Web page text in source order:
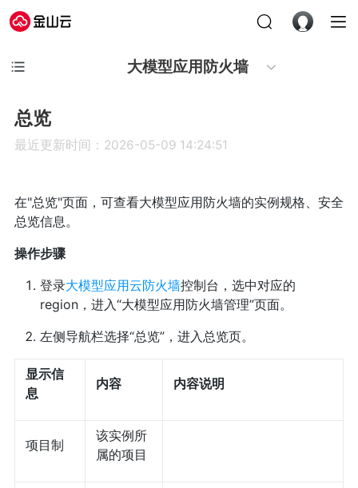
大模型应用防火墙
总览
最近更新时间：2026-05-09 14:24:51
在"总览"页面，可查看大模型应用防火墙的实例规格、 安全
总览信息。
操作步骤
登录大模型应用云防火墙控制台，选中对应的
region，进入“大模型应用防火墙管理”页面。
左侧导航栏选择“总览”，进入总览页。
显示信
息
内容 内容说明
项目制
该实例所
属的项目